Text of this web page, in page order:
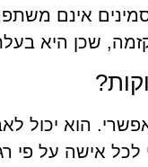
אינם
שכן היא
הוא יכול
אישה על פי